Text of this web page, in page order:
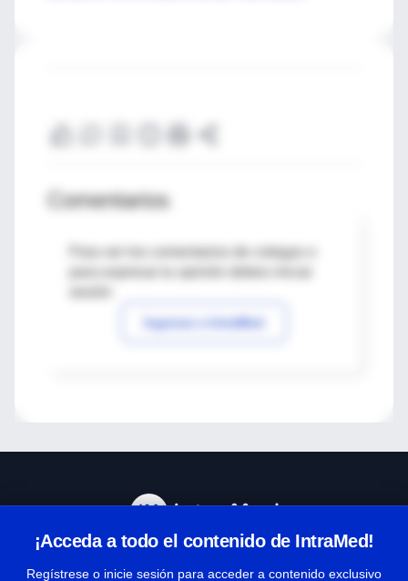
Comentarios
Para ver los comentarios de colegas o
Ingresar a IntraMed
¡Acceda a todo el contenido de IntraMed!
Regístrese o inicie sesión para acceder a contenido exclusivo